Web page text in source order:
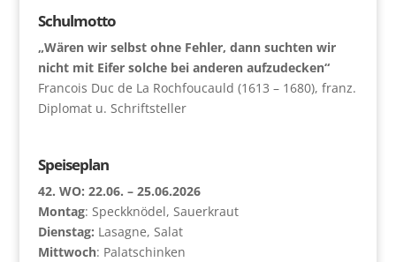
Schulmotto
„Wären wir selbst ohne Fehler, dann suchten wir
nicht mit Eifer solche bei anderen aufzudecken“
Francois Duc de La Rochfoucauld (1613 – 1680), franz.
Diplomat u. Schriftsteller
Speiseplan
42. WO: 22.06. – 25.06.2026
Montag: Speckknödel, Sauerkraut
Dienstag: Lasagne, Salat
Mittwoch: Palatschinken